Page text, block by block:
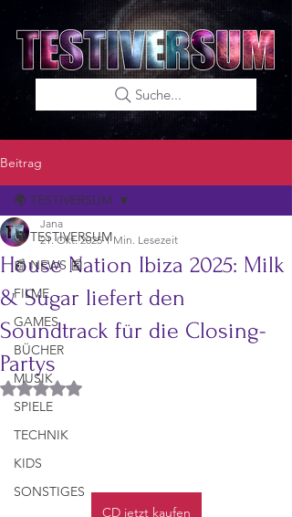
Suche...
Beitrag
🌍 TESTIVERSUM
📰 NEWS 📰
FILME
GAMES
BÜCHER
MUSIK
SPIELE
TECHNIK
KIDS
SONSTIGES
🌍 TESTIVERSUM
House Nation Ibiza 2025: Milk
& Sugar liefert den
Soundtrack für die Closing-
Partys
Jana
21. Okt. 2025 1 Min. Lesezeit
Mit NaN von 5 Sternen bewertet.
CD jetzt kaufen